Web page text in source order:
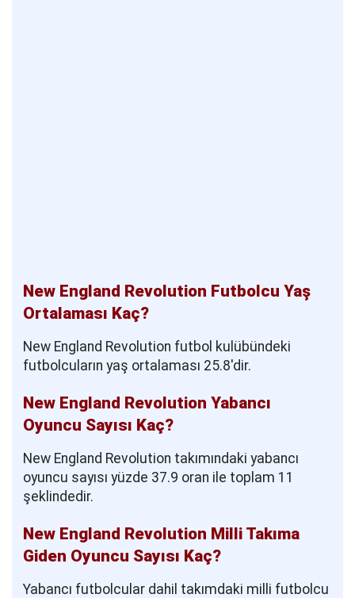
New England Revolution Futbolcu Yaş
Ortalaması Kaç?
New England Revolution futbol kulübündeki
futbolcuların yaş ortalaması 25.8'dir.
New England Revolution Yabancı
Oyuncu Sayısı Kaç?
New England Revolution takımındaki yabancı
oyuncu sayısı yüzde 37.9 oran ile toplam 11
şeklindedir.
New England Revolution Milli Takıma
Giden Oyuncu Sayısı Kaç?
Yabancı futbolcular dahil takımdaki milli futbolcu